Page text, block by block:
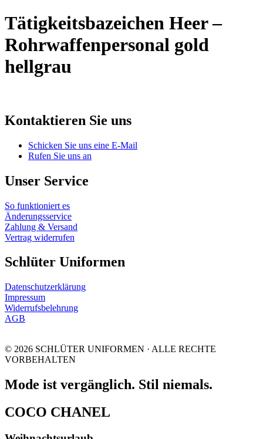
Tätigkeitsbazeichen Heer –
Rohrwaffenpersonal gold
hellgrau
Kontaktieren Sie uns
Schicken Sie uns eine E-Mail
Rufen Sie uns an
Unser Service
So funktioniert es
Änderungsservice
Zahlung & Versand
Vertrag widerrufen
Schlüter Uniformen
Datenschutzerklärung
Impressum
Widerrufsbelehrung
AGB
© 2026 SCHLÜTER UNIFORMEN · ALLE RECHTE
VORBEHALTEN
Mode ist vergänglich. Stil niemals.
COCO CHANEL